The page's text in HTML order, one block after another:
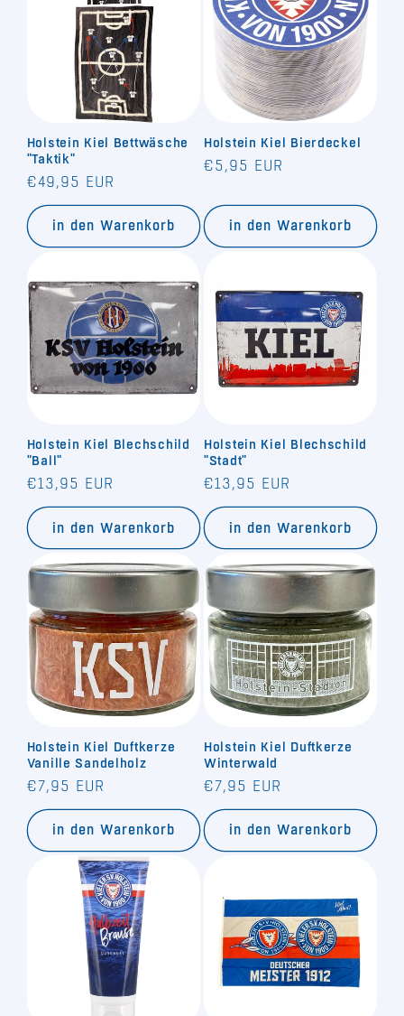
Holstein Kiel Bettwäsche
"Taktik"
Normaler
Preis
€49,95 EUR
in den Warenkorb
Holstein Kiel Bierdeckel
Normaler
€5,95 EUR
in den Warenkorb
Holstein Kiel Blechschild
"Ball"
Normaler
Preis
€13,95 EUR
in den Warenkorb
Holstein Kiel Blechschild
"Stadt"
Normaler
Preis
€13,95 EUR
in den Warenkorb
Holstein Kiel Duftkerze
Vanille Sandelholz
Normaler
Preis
€7,95 EUR
in den Warenkorb
Holstein Kiel Duftkerze
Winterwald
Normaler
Preis
€7,95 EUR
in den Warenkorb